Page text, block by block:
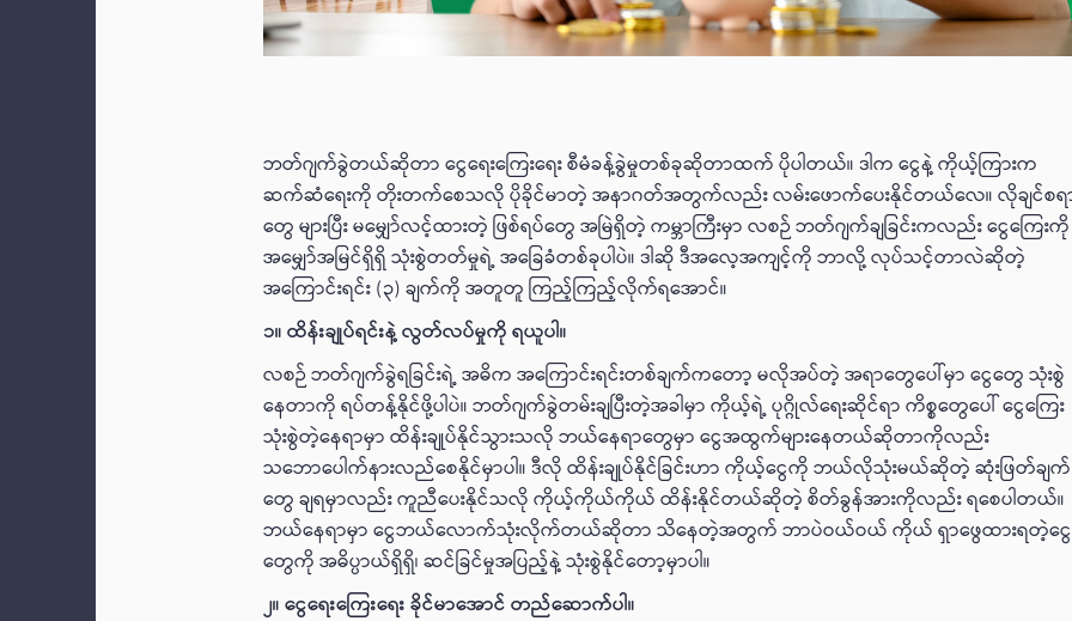
ဘတ်ဂျက်ခွဲတယ်ဆိုတာ ငွေရေးကြေးရေး စီမံခန့်ခွဲမှုတစ်ခုဆိုတာထက် ပိုပါတယ်။ ဒါက ငွေနဲ့ ကိုယ့်ကြားက
ဆက်ဆံရေးကို တိုးတက်စေသလို ပိုခိုင်မာတဲ့ အနာဂတ်အတွက်လည်း လမ်းဖောက်ပေးနိုင်တယ်လေ။ လိုချင်စရ
တွေ များပြီး မမျှော်လင့်ထားတဲ့ ဖြစ်ရပ်တွေ အမြဲရှိတဲ့ ကမ္ဘာကြီးမှာ လစဉ် ဘတ်ဂျက်ချခြင်းကလည်း ငွေကြေးကို
အမျှော်အမြင်ရှိရှိ သုံးစွဲတတ်မှုရဲ့ အခြေခံတစ်ခုပါပဲ။ ဒါဆို ဒီအလေ့အကျင့်ကို ဘာလို့ လုပ်သင့်တာလဲဆိုတဲ့
အကြောင်းရင်း (၃) ချက်ကို အတူတူ ကြည့်ကြည့်လိုက်ရအောင်။
၁။ ထိန်းချုပ်ရင်းနဲ့ လွတ်လပ်မှုကို ရယူပါ။
လစဉ် ဘတ်ဂျက်ခွဲရခြင်းရဲ့ အဓိက အကြောင်းရင်းတစ်ချက်ကတော့ မလိုအပ်တဲ့ အရာတွေပေါ်မှာ ငွေတွေ သုံးစွဲ
နေတာကို ရပ်တန့်နိုင်ဖို့ပါပဲ။ ဘတ်ဂျက်ခွဲတမ်းချပြီးတဲ့အခါမှာ ကိုယ့်ရဲ့ ပုဂ္ဂိုလ်ရေးဆိုင်ရာ ကိစ္စတွေပေါ် ငွေကြေး
သုံးစွဲတဲ့နေရာမှာ ထိန်းချုပ်နိုင်သွားသလို ဘယ်နေရာတွေမှာ ငွေအထွက်များနေတယ်ဆိုတာကိုလည်း
သဘောပေါက်နားလည်စေနိုင်မှာပါ။ ဒီလို ထိန်းချုပ်နိုင်ခြင်းဟာ ကိုယ့်ငွေကို ဘယ်လိုသုံးမယ်ဆိုတဲ့ ဆုံးဖြတ်ချက်
တွေ ချရမှာလည်း ကူညီပေးနိုင်သလို ကိုယ့်ကိုယ်ကိုယ် ထိန်းနိုင်တယ်ဆိုတဲ့ စိတ်ခွန်အားကိုလည်း ရစေပါတယ်။
ဘယ်နေရာမှာ ငွေဘယ်လောက်သုံးလိုက်တယ်ဆိုတာ သိနေတဲ့အတွက် ဘာပဲဝယ်ဝယ် ကိုယ် ရှာဖွေထားရတဲ့ငွေ
တွေကို အဓိပ္ပာယ်ရှိရှိ၊ ဆင်ခြင်မှုအပြည့်နဲ့ သုံးစွဲနိုင်တော့မှာပါ။
၂။ ငွေရေးကြေးရေး ခိုင်မာအောင် တည်ဆောက်ပါ။